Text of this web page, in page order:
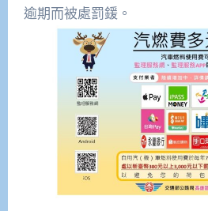
逾期而被處罰鍰。